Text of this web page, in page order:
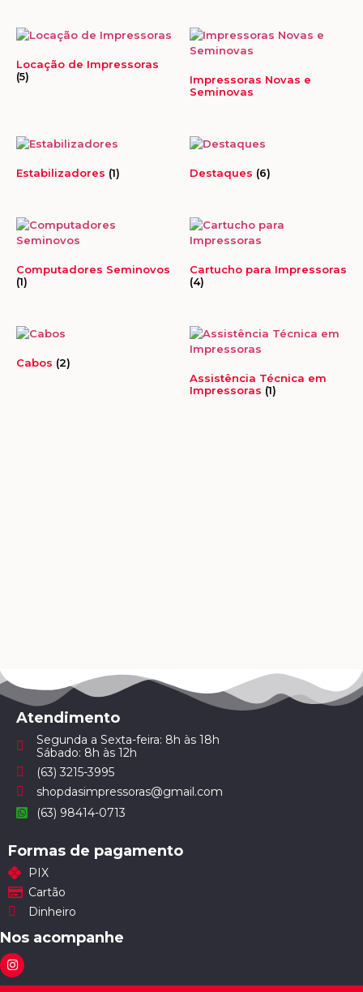
Locação de Impressoras
(5)
Impressoras Novas e
Seminovas
Estabilizadores (1) Destaques (6)
Computadores Seminovos
(1)
Cartucho para Impressoras
(4)
Cabos (2)
Assistência Técnica em
Impressoras (1)
Atendimento
Segunda a Sexta-feira: 8h às 18h
Sábado: 8h às 12h
(63) 3215-3995
shopdasimpressoras@gmail.com
(63) 98414-0713
Formas de pagamento
PIX
Cartão
Dinheiro
Nos acompanhe